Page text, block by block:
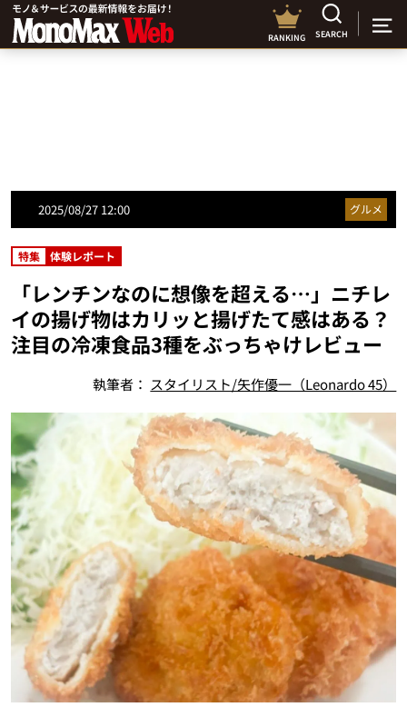
RANKING SEARCH
2025/08/27 12:00 グルメ
特集 体験レポート
「レンチンなのに想像を超える…」ニチレ
イの揚げ物はカリッと揚げたて感はある？
注目の冷凍食品3種をぶっちゃけレビュー
執筆者： スタイリスト/矢作優一（Leonardo 45）